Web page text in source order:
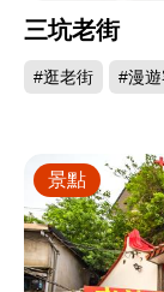
三坑老街
#逛老街 #漫
景點